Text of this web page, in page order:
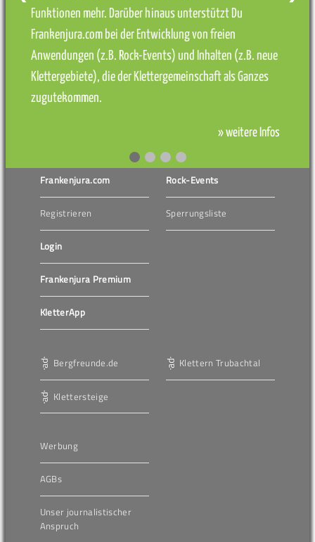
Funktionen mehr. Darüber hinaus unterstützt Du
Frankenjura.com bei der Entwicklung von freien
Anwendungen (z.B. Rock-Events) und Inhalten (z.B. neue
Klettergebiete), die der Klettergemeinschaft als Ganzes
zugutekommen.
» weitere Infos
Frankenjura.com
Registrieren
Login
Frankenjura Premium
KletterApp
Rock-Events
Sperrungsliste
Bergfreunde.de
Klettersteige
Klettern Trubachtal
Werbung
AGBs
Unser journalistischer
Anspruch